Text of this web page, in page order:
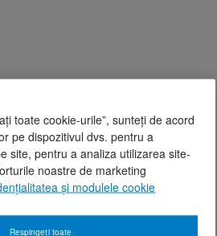
toate cookie-urile”, sunteți de acord
pe dispozitivul dvs. pentru a
site, pentru a analiza utilizarea site-
noastre de marketing
și modulele cookie
Respingeți toate